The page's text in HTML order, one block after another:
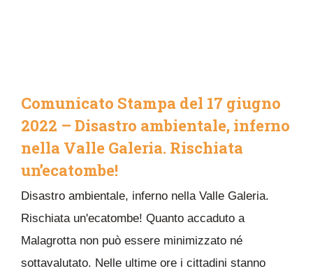
Comunicato Stampa del 17 giugno
2022 – Disastro ambientale, inferno
nella Valle Galeria. Rischiata
un’ecatombe!
Disastro ambientale, inferno nella Valle Galeria.
Rischiata un'ecatombe! Quanto accaduto a
Malagrotta non può essere minimizzato né
sottavalutato. Nelle ultime ore i cittadini stanno